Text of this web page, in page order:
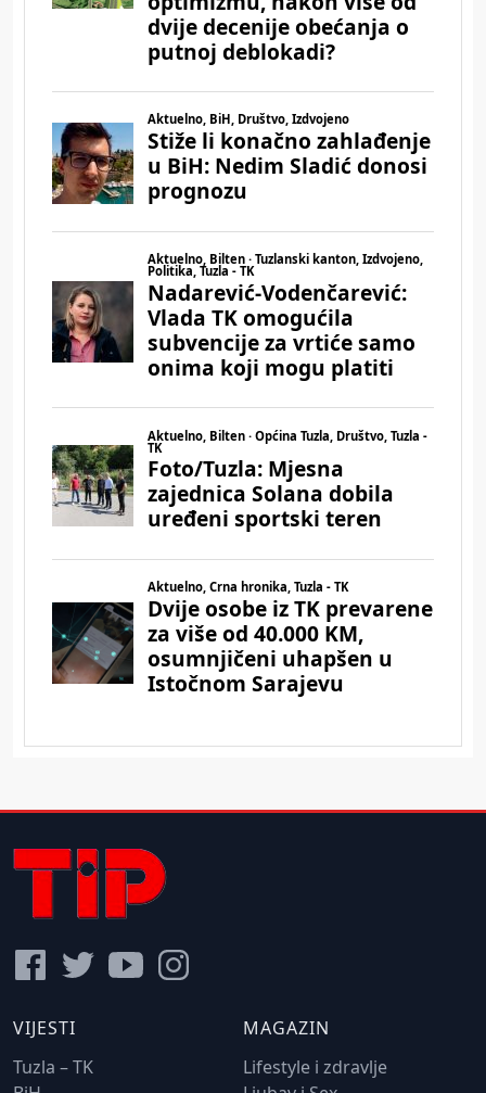
VIJESTI
Tuzla – TK
MAGAZIN
Lifestyle i zdravlje